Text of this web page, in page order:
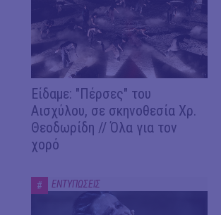
Είδαμε: "Πέρσες" του
Αισχύλου, σε σκηνοθεσία Χρ.
Θεοδωρίδη // Όλα για τον
χορό
# ΕΝΤΥΠΩΣΕΙΣ